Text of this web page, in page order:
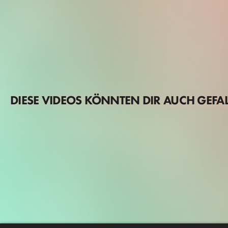
DIESE VIDEOS KÖNNTEN DIR AUCH